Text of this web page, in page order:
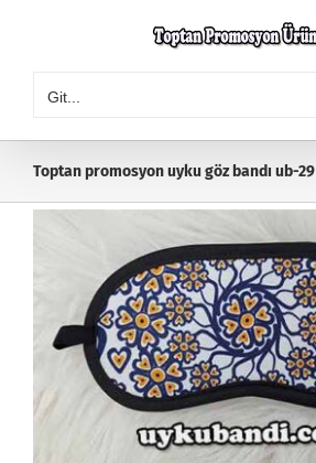
Git...
Toptan promosyon uyku göz bandı ub-29